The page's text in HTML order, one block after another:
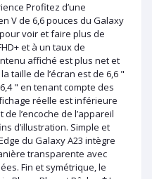
Profitez d’une
V de 6,6 pouces du Galaxy
voir et faire plus de
et à un taux de
affiché est plus net et
taille de l’écran est de 6,6 "
" en tenant compte des
réelle est inférieure
l’encoche de l’appareil
d’illustration. Simple et
du Galaxy A23 intègre
transparente avec
Fin et symétrique, le